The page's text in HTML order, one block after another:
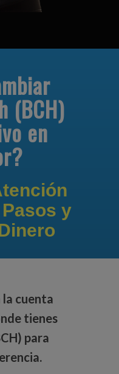
(BCH)
en
y
la cuenta
tienes
para